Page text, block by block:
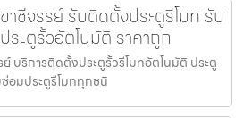
าชีจรรย์ รับติดตั้งประตูรีโมท รับ
ะตูรั้วอัตโนมัติ ราคาถูก
ย์ บริการติดตั้งประตูรั้วรีโมทอัตโนมัติ ประตู
ซ่อมประตูรีโมททุกชนิ